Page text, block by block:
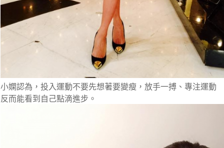
小嫻認為，投入運動不要先想著要變瘦，放手一搏、專注運動
反而能看到自己點滴進步。